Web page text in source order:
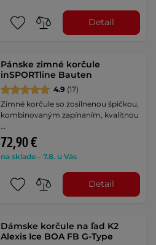
Detail
Pánske zimné korčule
inSPORTline Bauten
4.9 (17)
Zimné korčule so zosilnenou špičkou,
kombinovaným zapínaním, kvalitnou
72,90 €
na sklade – 7.8. u Vás
Detail
Dámske korčule na ľad K2
Alexis Ice BOA FB G-Type